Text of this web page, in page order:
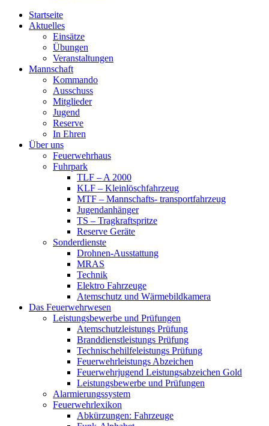
Startseite
Aktuelles
Einsätze
Übungen
Veranstaltungen
Mannschaft
Kommando
Ausschuss
Mitglieder
Jugend
Reserve
In Ehren
Über uns
Feuerwehrhaus
Fuhrpark
TLF – A 2000
KLF – Kleinlöschfahrzeug
MTF – Mannschafts- transportfahrzeug
Jugendanhänger
TS – Tragkraftspritze
Reserve Geräte
Sonderdienste
Drohnen-Ausstattung
MRAS
Technik
Elektro Fahrzeuge
Atemschutz und Wärmebildkamera
Das Feuerwehrwesen
Leistungsbewerbe und Prüfungen
Atemschutzleistungs Prüfung
Branddienstleistungs Prüfung
Technischehilfeleistungs Prüfung
Feuerwehrleistungs Abzeichen
Feuerwehrjugend Leistungsabzeichen Gold
Leistungsbewerbe und Prüfungen
Alarmierungssystem
Feuerwehrlexikon
Abkürzungen: Fahrzeuge